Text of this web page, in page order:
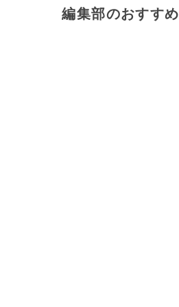
編集部のおすすめ